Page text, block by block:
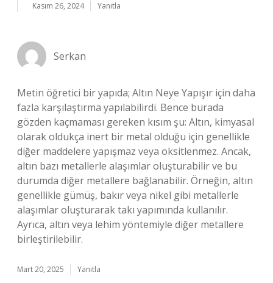
Kasım 26, 2024 Yanıtla
Serkan
Metin öğretici bir yapıda; Altın Neye Yapışır için daha
fazla karşılaştırma yapılabilirdi. Bence burada
gözden kaçmaması gereken kısım şu: Altın, kimyasal
olarak oldukça inert bir metal olduğu için genellikle
diğer maddelere yapışmaz veya oksitlenmez. Ancak,
altın bazı metallerle alaşımlar oluşturabilir ve bu
durumda diğer metallere bağlanabilir. Örneğin, altın
genellikle gümüş, bakır veya nikel gibi metallerle
alaşımlar oluşturarak takı yapımında kullanılır.
Ayrıca, altın veya lehim yöntemiyle diğer metallere
birleştirilebilir.
Mart 20, 2025 Yanıtla